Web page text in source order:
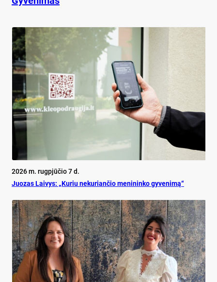
2026 m. rugpjūčio 7 d.
Juo­zas Lai­vys: „Ku­riu ne­ku­rian­čio me­ni­nin­ko gy­ve­ni­mą“